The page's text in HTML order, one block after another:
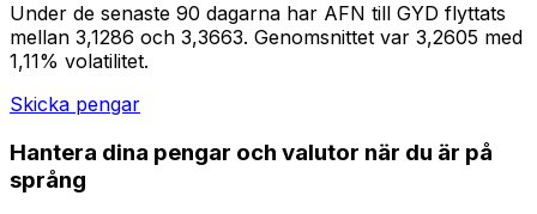
Under de senaste 90 dagarna har AFN till GYD flyttats
mellan 3,1286 och 3,3663. Genomsnittet var 3,2605 med
1,11% volatilitet.
Skicka pengar
Hantera dina pengar och valutor när du är på
språng